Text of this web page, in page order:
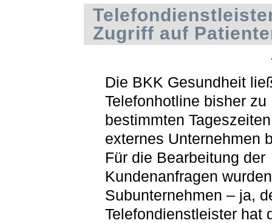
Zugriff auf
Die BKK Gesundheit
Telefonhotline bisher zu
bestimmten
externes Unternehmen
Für die Bearbeitung der
Kundenanfragen
Subunternehmen – ja,
Telefondienstleister hat